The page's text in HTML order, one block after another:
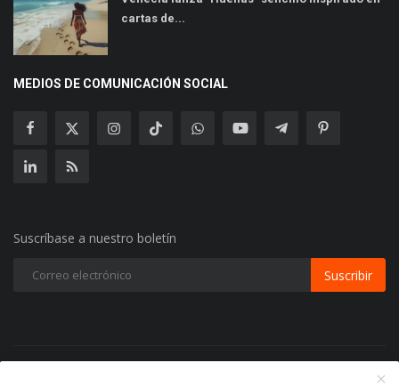
cartas de...
MEDIOS DE COMUNICACIÓN SOCIAL
Suscríbase a nuestro boletín
Suscribir